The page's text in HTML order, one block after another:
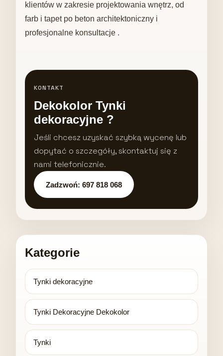
klientów w zakresie projektowania wnętrz, od
farb i tapet po beton architektoniczny i
profesjonalne konsultacje .
KONTAKT
Dekokolor Tynki
dekoracyjne ?
Jeśli chcesz uzyskać szybką wycenę lub
dopytać o szczegóły, skontaktuj się z
nami telefonicznie.
Zadzwoń: 697 818 068
Kategorie
Tynki dekoracyjne
Tynki Dekoracyjne Dekokolor
Tynki